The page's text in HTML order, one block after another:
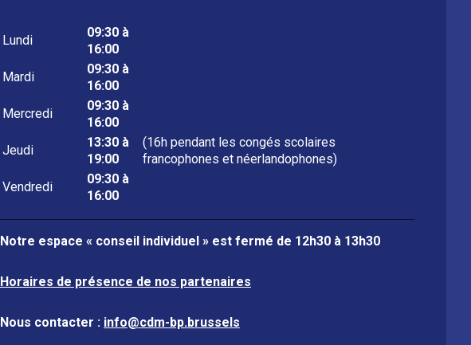
Lundi
09:30 à
16:00
Mardi
09:30 à
16:00
Mercredi
09:30 à
16:00
Jeudi
13:30 à
19:00
(16h pendant les congés scolaires
francophones et néerlandophones)
Vendredi
09:30 à
16:00
Notre espace « conseil individuel » est fermé de 12h30 à 13h30
Horaires de présence de nos partenaires
Nous contacter : info@cdm-bp.brussels